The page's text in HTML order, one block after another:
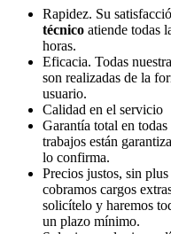
Rapidez. Su
técnico atiende todas
horas.
Eficacia. Todas
son realizadas de la
usuario.
Calidad en el servicio
Garantía total en
trabajos están
lo confirma.
Precios justos, sin
cobramos cargos
solicítelo y haremos
un plazo mínimo.